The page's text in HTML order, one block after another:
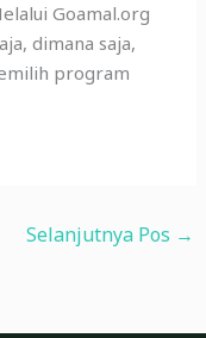
Goamal.org
dimana saja,
program
Selanjutnya Pos →